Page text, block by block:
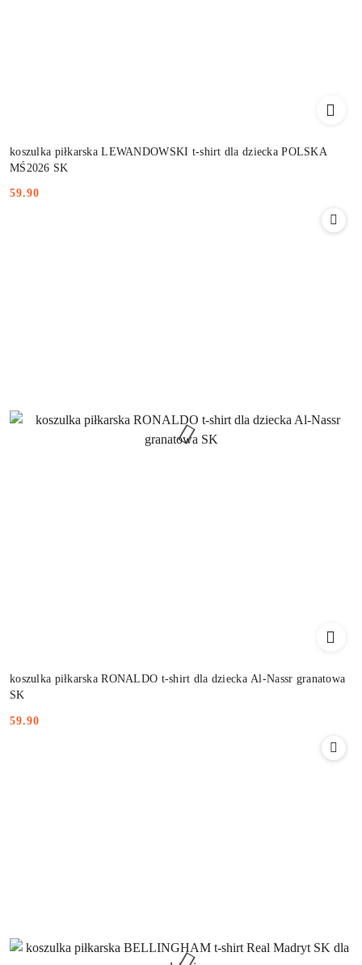
koszulka piłkarska LEWANDOWSKI t-shirt dla dziecka POLSKA
MŚ2026 SK
Cena:
59.90
koszulka piłkarska RONALDO t-shirt dla dziecka Al-Nassr granatowa
SK
Cena:
59.90